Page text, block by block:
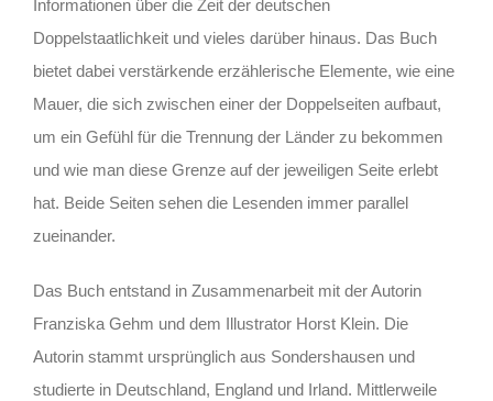
Informationen über die Zeit der deutschen
Doppelstaatlichkeit und vieles darüber hinaus. Das Buch
bietet dabei verstärkende erzählerische Elemente, wie eine
Mauer, die sich zwischen einer der Doppelseiten aufbaut,
um ein Gefühl für die Trennung der Länder zu bekommen
und wie man diese Grenze auf der jeweiligen Seite erlebt
hat. Beide Seiten sehen die Lesenden immer parallel
zueinander.
Das Buch entstand in Zusammenarbeit mit der Autorin
Franziska Gehm und dem Illustrator Horst Klein. Die
Autorin stammt ursprünglich aus Sondershausen und
studierte in Deutschland, England und Irland. Mittlerweile